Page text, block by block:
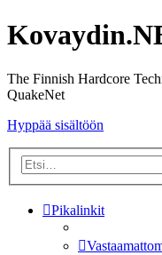
The Finnish Hardcore
QuakeNet
Hyppää sisältöön
Pikalinkit